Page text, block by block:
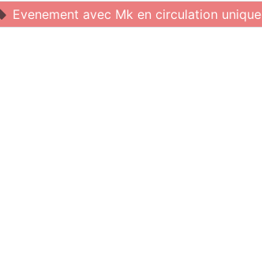
Evenement avec Mk en circulation unique